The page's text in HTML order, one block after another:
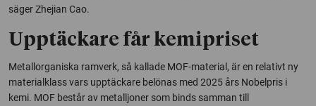
säger Zhejian Cao.
Upptäckare får kemipriset
Metallorganiska ramverk, så kallade MOF-material, är en relativt ny
materialklass vars upptäckare belönas med 2025 års Nobelpris i
kemi. MOF består av metalljoner som binds samman till